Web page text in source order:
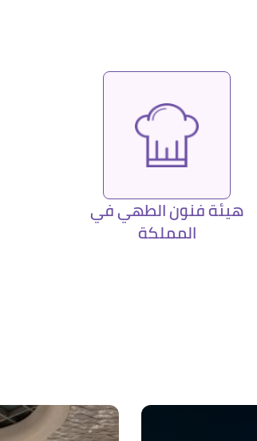
هيئة فنون الطهي في
المملكة